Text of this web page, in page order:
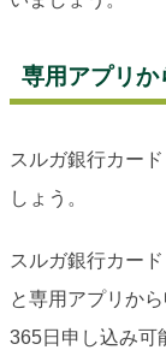
専用アプリか
スルガ銀行カー
しょう。
スルガ銀行カー
と専用アプリか
365日申し込み可